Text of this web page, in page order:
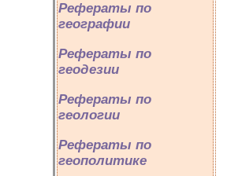
Рефераты по
географии
Рефераты по
геодезии
Рефераты по
геологии
Рефераты по
геополитике